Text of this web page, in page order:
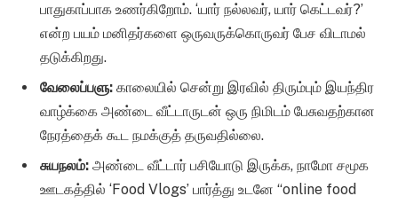
பாதுகாப்பாக உணர்கிறோம். ‘யார் நல்லவர், யார் கெட்டவர்?’
என்ற பயம் மனிதர்களை ஒருவருக்கொருவர் பேச விடாமல்
தடுக்கிறது.
வேலைப்பளு: காலையில் சென்று இரவில் திரும்பும் இயந்திர
வாழ்க்கை அண்டை வீட்டாருடன் ஒரு நிமிடம் பேசுவதற்கான
நேரத்தைக் கூட நமக்குத் தருவதில்லை.
சுயநலம்: அண்டை வீட்டார் பசியோடு இருக்க, நாமோ சமூக
ஊடகத்தில் ‘Food Vlogs’ பார்த்து உடனே “online food